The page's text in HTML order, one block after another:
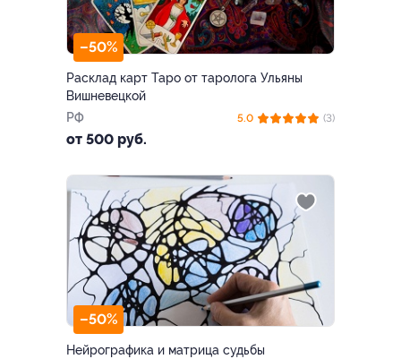
–50%
Расклад карт Таро от таролога Ульяны
Вишневецкой
РФ
от 500 руб.
5.0 (3)
–50%
Нейрографика и матрица судьбы